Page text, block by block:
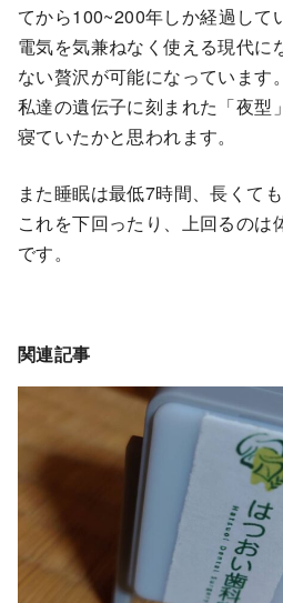
てから100~200年しか経過して
電気を気兼ねなく使える現代に
ない贅沢が可能になっています。
私達の遺伝子に刻まれた「夜型
寝ていたかと思われます。
また睡眠は最低7時間、長くて
これを下回ったり、上回るのは
です。
関連記事